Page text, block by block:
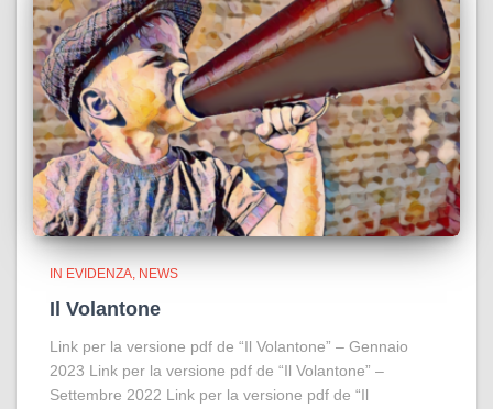
IN EVIDENZA NEWS
Il Volantone
Link per la versione pdf de “Il Volantone” – Gennaio
2023 Link per la versione pdf de “Il Volantone” –
Settembre 2022 Link per la versione pdf de “Il